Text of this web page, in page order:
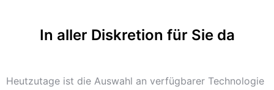
In aller Diskretion für Sie da
Heutzutage ist die Auswahl an verfügbarer Technologie